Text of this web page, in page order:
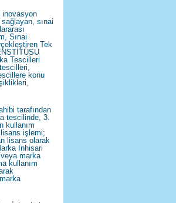
inovasyon
sağlayan, sınai
Sınai
Tek
Tescilleri
konu
tarafından
tescilinde, 3.
kullanım
lisans işlemi;
lisans olarak
İnhisari
marka
kullanım